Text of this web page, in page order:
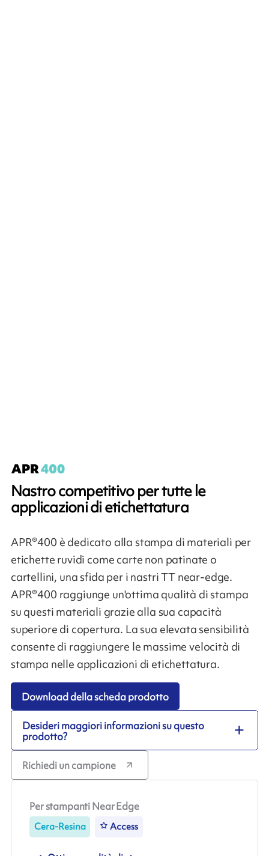
Nastro competitivo per tutte le
applicazioni di etichettatura
APR®400 è dedicato alla stampa di materiali per
etichette ruvidi come carte non patinate o
cartellini, una sfida per i nastri TT near-edge.
APR®400 raggiunge un'ottima qualità di stampa
su questi materiali grazie alla sua capacità
superiore di copertura. La sua elevata sensibilità
consente di raggiungere le massime velocità di
stampa nelle applicazioni di etichettatura.
Download della scheda prodotto
Desideri maggiori informazioni su questo
prodotto?
Richiedi un campione
Per stampanti Near Edge
Cera-Resina Access